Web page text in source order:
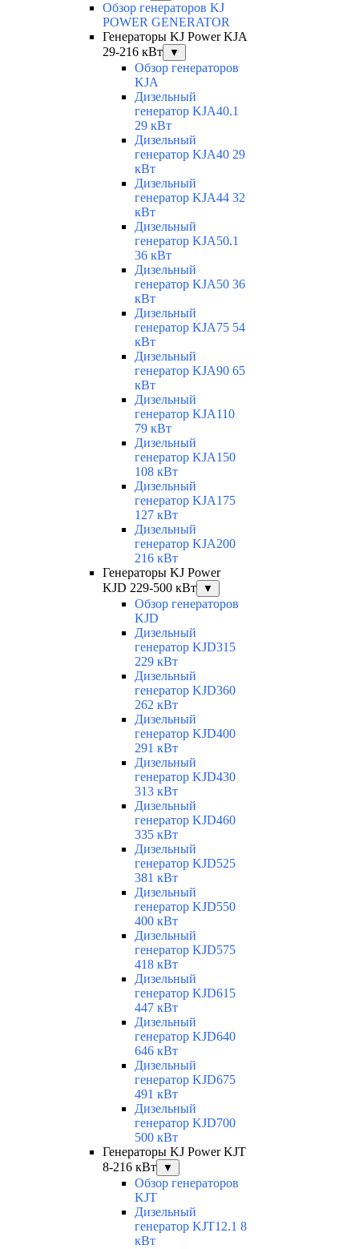
Обзор генераторов KJ
POWER GENERATOR
Генераторы KJ Power KJA
29-216 кВт
▼
Обзор генераторов
KJA
Дизельный
генератор KJA40.1
29 кВт
Дизельный
генератор KJA40 29
кВт
Дизельный
генератор KJA44 32
кВт
Дизельный
генератор KJA50.1
36 кВт
Дизельный
генератор KJA50 36
кВт
Дизельный
генератор KJA75 54
кВт
Дизельный
генератор KJA90 65
кВт
Дизельный
генератор KJA110
79 кВт
Дизельный
генератор KJA150
108 кВт
Дизельный
генератор KJA175
127 кВт
Дизельный
генератор KJA200
216 кВт
Генераторы KJ Power
KJD 229-500 кВт
▼
Обзор генераторов
KJD
Дизельный
генератор KJD315
229 кВт
Дизельный
генератор KJD360
262 кВт
Дизельный
генератор KJD400
291 кВт
Дизельный
генератор KJD430
313 кВт
Дизельный
генератор KJD460
335 кВт
Дизельный
генератор KJD525
381 кВт
Дизельный
генератор KJD550
400 кВт
Дизельный
генератор KJD575
418 кВт
Дизельный
генератор KJD615
447 кВт
Дизельный
генератор KJD640
646 кВт
Дизельный
генератор KJD675
491 кВт
Дизельный
генератор KJD700
500 кВт
Генераторы KJ Power KJT
8-216 кВт
▼
Обзор генераторов
KJT
Дизельный
генератор KJT12.1 8
кВт